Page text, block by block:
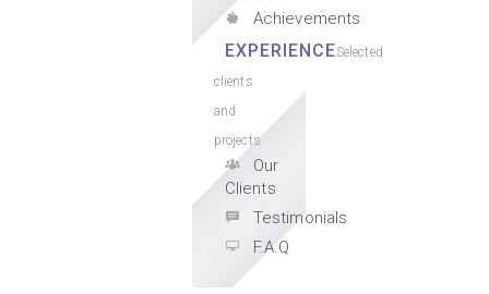
Achievements
EXPERIENCESelected
clients
and
projects
Our
Clients
Testimonials
F.A.Q